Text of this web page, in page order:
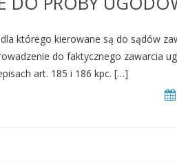
którego kierowane są do sądów
do faktycznego zawarcia
art. 185 i 186 kpc. […]